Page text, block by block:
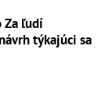
Za ľudí
týkajúci sa